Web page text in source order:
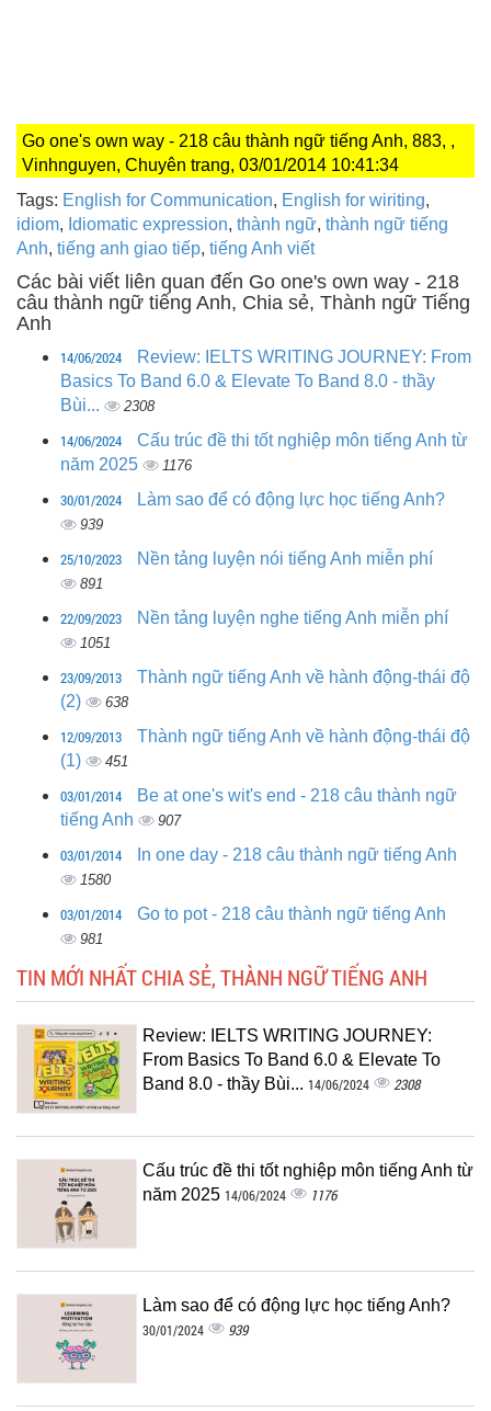
Go one's own way - 218 câu thành ngữ tiếng Anh, 883, ,
Vinhnguyen, Chuyên trang, 03/01/2014 10:41:34
Tags: English for Communication, English for wiriting,
idiom, Idiomatic expression, thành ngữ, thành ngữ tiếng
Anh, tiếng anh giao tiếp, tiếng Anh viết
Các bài viết liên quan đến Go one's own way - 218
câu thành ngữ tiếng Anh, Chia sẻ, Thành ngữ Tiếng
Anh
14/06/2024
Review: IELTS WRITING JOURNEY: From
Basics To Band 6.0 & Elevate To Band 8.0 - thầy
Bùi...
2308
14/06/2024
Cấu trúc đề thi tốt nghiệp môn tiếng Anh từ
năm 2025
1176
30/01/2024 Làm sao để có động lực học tiếng Anh?
939
25/10/2023 Nền tảng luyện nói tiếng Anh miễn phí
891
22/09/2023 Nền tảng luyện nghe tiếng Anh miễn phí
1051
23/09/2013
Thành ngữ tiếng Anh về hành động-thái độ
(2)
638
12/09/2013
Thành ngữ tiếng Anh về hành động-thái độ
(1)
451
03/01/2014
Be at one's wit's end - 218 câu thành ngữ
tiếng Anh
907
03/01/2014 In one day - 218 câu thành ngữ tiếng Anh
1580
03/01/2014 Go to pot - 218 câu thành ngữ tiếng Anh
981
TIN MỚI NHẤT CHIA SẺ, THÀNH NGỮ TIẾNG ANH
Review: IELTS WRITING JOURNEY:
From Basics To Band 6.0 & Elevate To
Band 8.0 - thầy Bùi... 14/06/2024 2308
Cấu trúc đề thi tốt nghiệp môn tiếng Anh từ
năm 2025 14/06/2024 1176
Làm sao để có động lực học tiếng Anh?
30/01/2024 939